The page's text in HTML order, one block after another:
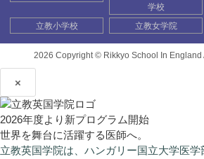
学校
立教小学校
立教女学院
2026 Copyright © Rikkyo School In
×
2026年度より新プログラム開始
世界を舞台に活躍する医師へ。
立教英国学院は、ハンガリー国立大学医学